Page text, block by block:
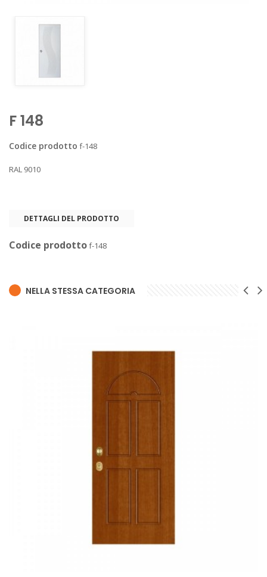
F 148
Codice prodotto f-148
RAL 9010
DETTAGLI DEL PRODOTTO
Codice prodottof-148
NELLA STESSA CATEGORIA